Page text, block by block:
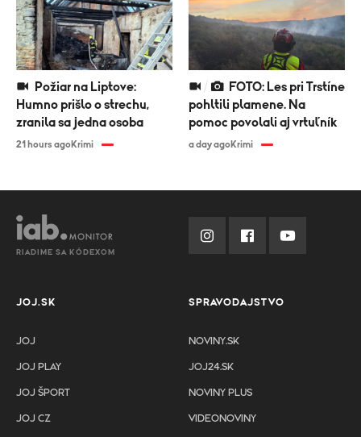
Humno prišlo o strechu,
zranila sa jedna osoba
21 hours agoKrimi
pohltili plamene. Na
pomoc povolali aj vrtuľník
a day agoKrimi
RIADIME SA KÓDEXOM
JOJ.SK
JOJ
JOJ PLAY
JOJ ŠPORT
JOJ CZ
SPRAVODAJSTVO
NOVINY.SK
JOJ24.SK
NOVINY PLUS
VIDEONOVINY